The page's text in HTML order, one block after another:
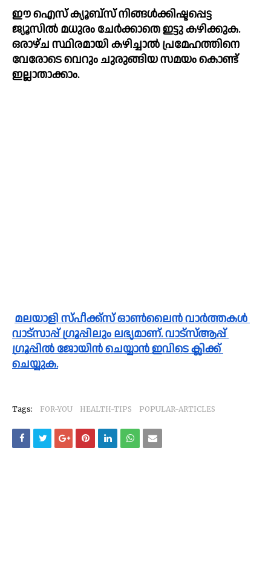
ഈ ഐസ് ക്യൂബ്‌സ് നിങ്ങള്‍ക്കിഷ്ടപ്പെട്ട
ജ്യൂസില്‍ മധുരം ചേര്‍ക്കാതെ ഇട്ടു കഴിക്കുക.
ഒരാഴ്ച സ്ഥിരമായി കഴിച്ചാല്‍ പ്രമേഹത്തിനെ
വേരോടെ വെറും ചുരുങ്ങിയ സമയം കൊണ്ട്
ഇല്ലാതാക്കാം.
മലയാളി സ്പീക്ക്സ്‌ ഓൺലൈൻ വാർത്തകൾ
വാട്സാപ്പ് ഗ്രൂപ്പിലും ലഭ്യമാണ്. വാട്സ്ആപ്പ്
ഗ്രൂപ്പിൽ ജോയിൻ ചെയ്യാൻ ഇവിടെ ക്ലിക്ക്
ചെയ്യുക.
Tags: FOR-YOU HEALTH-TIPS POPULAR-ARTICLES